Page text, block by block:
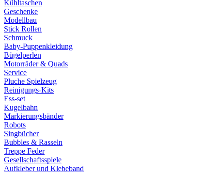
Kühltaschen
Geschenke
Modellbau
Stick Rollen
Schmuck
Baby-Puppenkleidung
Bügelperlen
Motorräder & Quads
Service
Pluche Spielzeug
Reinigungs-Kits
Ess-set
Kugelbahn
Markierungsbänder
Robots
Singbücher
Bubbles & Rasseln
Treppe Feder
Gesellschaftsspiele
Aufkleber und Klebeband